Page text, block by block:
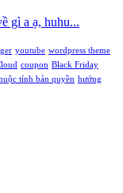
gì a ạ, huhu...
youtube wordpress theme
coupon Black Friday
tính bản quyền hướng